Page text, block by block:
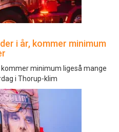
i år, kommer minimum
minimum ligeså mange
i Thorup-klim